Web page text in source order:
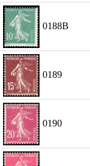
0188B
0189
0190